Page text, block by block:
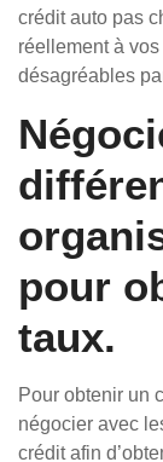
crédit auto pas
réellement à
désagréables
pour
taux.
Pour obtenir un
négocier avec
crédit afin